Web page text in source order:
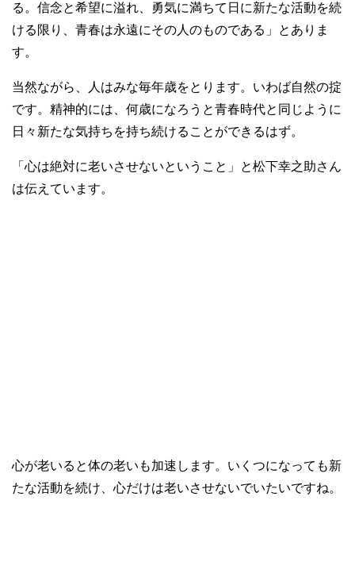
る。信念と希望に溢れ、勇気に満ちて日に新たな活動を続
ける限り、青春は永遠にその人のものである」とありま
す。
当然ながら、人はみな毎年歳をとります。いわば自然の掟
です。精神的には、何歳になろうと青春時代と同じように
日々新たな気持ちを持ち続けることができるはず。
「心は絶対に老いさせないということ」と松下幸之助さん
は伝えています。
心が老いると体の老いも加速します。いくつになっても新
たな活動を続け、心だけは老いさせないでいたいですね。